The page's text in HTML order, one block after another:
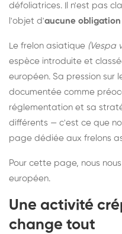
défoliatrices. Il n'est pas
l'objet d'aucune
Le frelon asiatique (Vespa
espèce introduite et
européen. Sa pression sur
documentée comme
réglementation et sa
différents — c'est ce que
page dédiée aux frelons
Pour cette page, nous
européen.
Une activité
change tout